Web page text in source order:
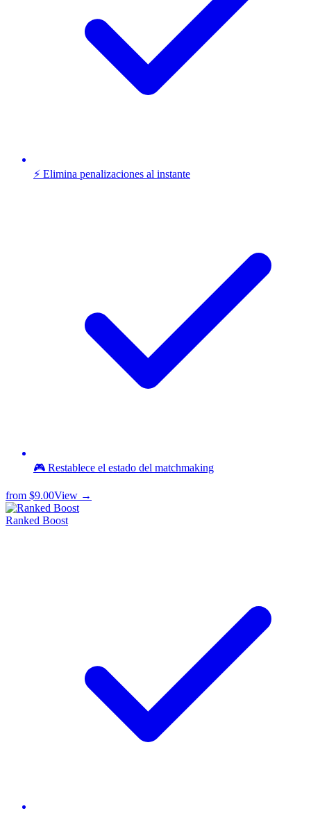
⚡ Elimina penalizaciones al instante
🎮 Restablece el estado del matchmaking
from $9.00View →
Ranked Boost